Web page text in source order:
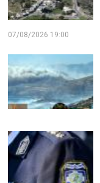
07/08/2026 19:00